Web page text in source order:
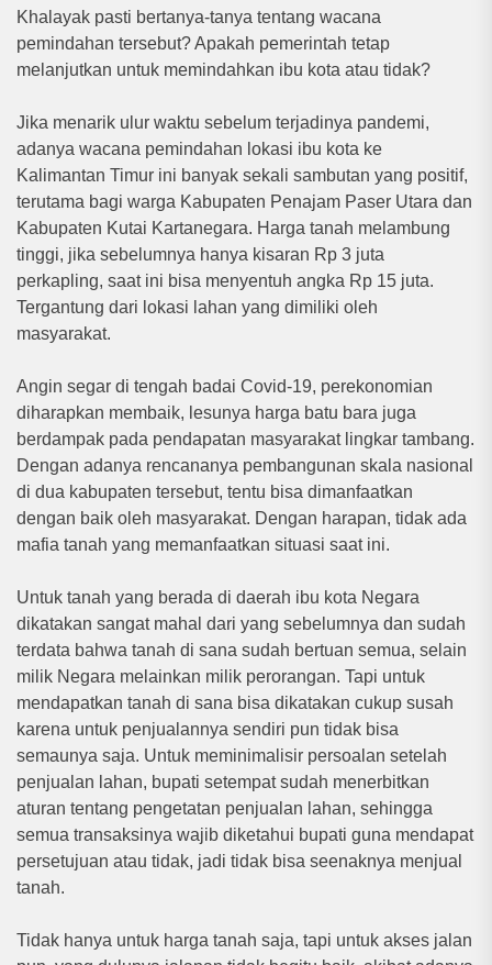
Khalayak pasti bertanya-tanya tentang wacana
pemindahan tersebut? Apakah pemerintah tetap
melanjutkan untuk memindahkan ibu kota atau tidak?
Jika menarik ulur waktu sebelum terjadinya pandemi,
adanya wacana pemindahan lokasi ibu kota ke
Kalimantan Timur ini banyak sekali sambutan yang positif,
terutama bagi warga Kabupaten Penajam Paser Utara dan
Kabupaten Kutai Kartanegara. Harga tanah melambung
tinggi, jika sebelumnya hanya kisaran Rp 3 juta
perkapling, saat ini bisa menyentuh angka Rp 15 juta.
Tergantung dari lokasi lahan yang dimiliki oleh
masyarakat.
Angin segar di tengah badai Covid-19, perekonomian
diharapkan membaik, lesunya harga batu bara juga
berdampak pada pendapatan masyarakat lingkar tambang.
Dengan adanya rencananya pembangunan skala nasional
di dua kabupaten tersebut, tentu bisa dimanfaatkan
dengan baik oleh masyarakat. Dengan harapan, tidak ada
mafia tanah yang memanfaatkan situasi saat ini.
Untuk tanah yang berada di daerah ibu kota Negara
dikatakan sangat mahal dari yang sebelumnya dan sudah
terdata bahwa tanah di sana sudah bertuan semua, selain
milik Negara melainkan milik perorangan. Tapi untuk
mendapatkan tanah di sana bisa dikatakan cukup susah
karena untuk penjualannya sendiri pun tidak bisa
semaunya saja. Untuk meminimalisir persoalan setelah
penjualan lahan, bupati setempat sudah menerbitkan
aturan tentang pengetatan penjualan lahan, sehingga
semua transaksinya wajib diketahui bupati guna mendapat
persetujuan atau tidak, jadi tidak bisa seenaknya menjual
tanah.
Tidak hanya untuk harga tanah saja, tapi untuk akses jalan